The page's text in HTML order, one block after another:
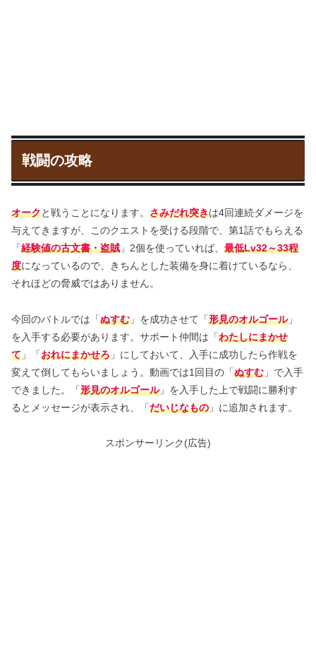
戦闘の攻略
オークと戦うことになります。 さみだれ突きは4回連続ダメージを
与えてきますが、このクエストを受ける段階で、第1話でもらえる
「経験値の古文書・盗賊 」2個を使っていれば、 最低Lv32～33程
度になっているので、きちんとした装備を身に着けているなら、
それほどの脅威ではありません。
今回のバトルでは「ぬすむ 」を成功させて「形見のオルゴール」
を入手する必要があります。サポート仲間は「わたしにまかせ
て 」「おれにまかせろ 」にしておいて、入手に成功したら作戦を
変えて倒してもらいましょう。動画では1回目の「ぬすむ 」で入手
できました。「形見のオルゴール」を入手した上で戦闘に勝利す
るとメッセージが表示され、「だいじなもの 」に追加されます。
スポンサーリンク(広告)